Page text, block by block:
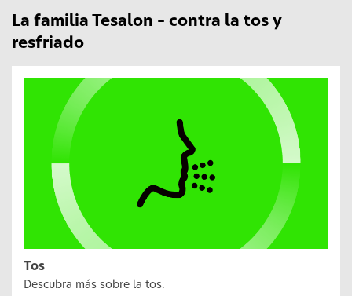
La familia Tesalon – contra la tos y
resfriado
Tos
Descubra más sobre la tos.